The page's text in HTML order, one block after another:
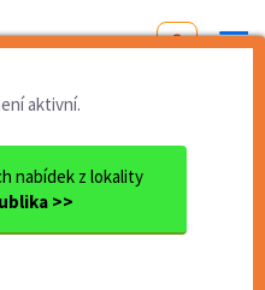
aktivní.
nabídek z lokality
>>
Zlín
do Louis